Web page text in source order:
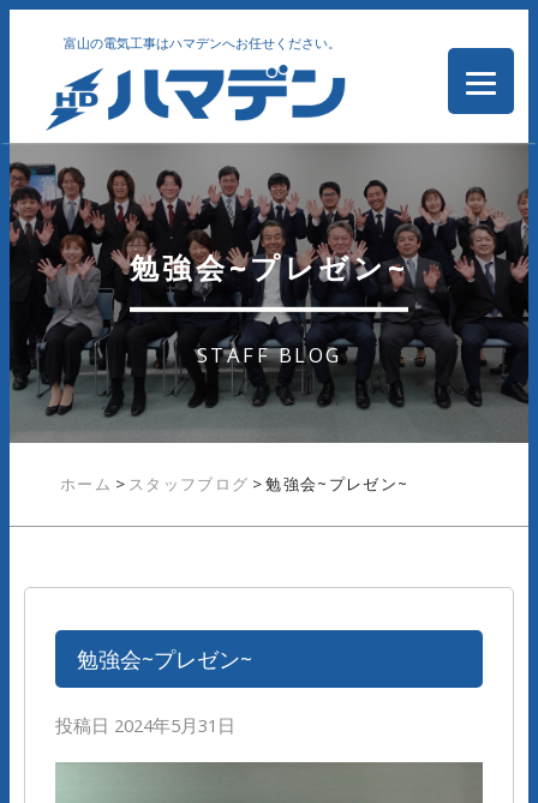
富山の電気工事はハマデンへお任せください。
勉強会~プレゼン~
STAFF BLOG
ホーム > スタッフブログ >勉強会~プレゼン~
勉強会~プレゼン~
投稿日 2024年5月31日